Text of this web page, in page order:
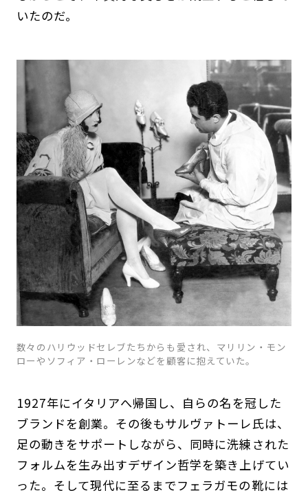
いたのだ。
数々のハリウッドセレブたちからも愛され、マリリン・モン
ローやソフィア・ローレンなどを顧客に抱えていた。
1927年にイタリアへ帰国し、自らの名を冠した
ブランドを創業。その後もサルヴァトーレ氏は、
足の動きをサポートしながら、同時に洗練された
フォルムを生み出すデザイン哲学を築き上げてい
った。そして現代に至るまでフェラガモの靴には